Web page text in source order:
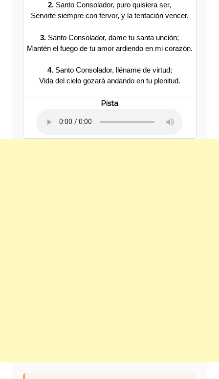
2. Santo Consolador, puro quisiera ser,
Servirte siempre con fervor, y la tentación vencer.
3. Santo Consolador, dame tu santa unción;
Mantén el fuego de tu amor ardiendo en mi corazón.
4.Santo Consolador, lléname de virtud;
Vida del cielo gozará andando en tu plenitud.
Pista